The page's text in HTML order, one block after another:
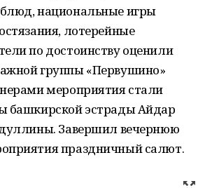
национальные игры
лотерейные
по достоинству оценили
группы «Первушино»
мероприятия стали
башкирской эстрады Айдар
Завершил вечернюю
праздничный салют.